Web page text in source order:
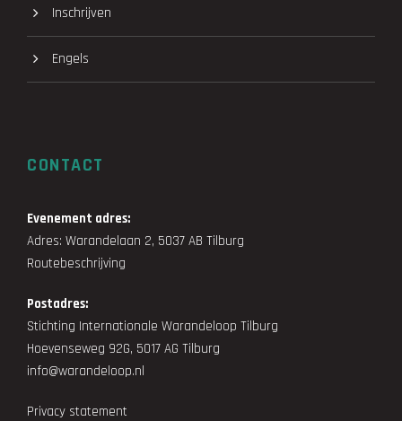
Inschrijven
Engels
CONTACT
Evenement adres:
Adres: Warandelaan 2, 5037 AB Tilburg
Routebeschrijving
Postadres:
Stichting Internationale Warandeloop Tilburg
Hoevenseweg 92G, 5017 AG Tilburg
info@warandeloop.nl
Privacy statement